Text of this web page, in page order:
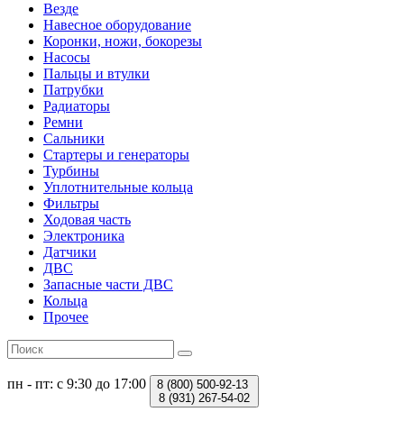
Везде
Навесное оборудование
Коронки, ножи, бокорезы
Насосы
Пальцы и втулки
Патрубки
Радиаторы
Ремни
Сальники
Стартеры и генераторы
Турбины
Уплотнительные кольца
Фильтры
Ходовая часть
Электроника
Датчики
ДВС
Запасные части ДВС
Кольца
Прочее
пн - пт: с 9:30 до 17:00 8 (800) 500-92-13
8 (931) 267-54-02